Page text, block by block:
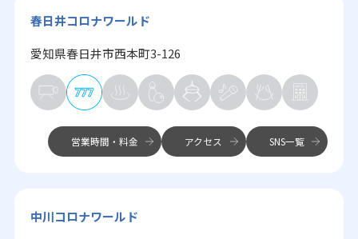
春日井コロナワールド
愛知県春日井市西本町3-126
営業時間・料金 アクセス SNS一覧
中川コロナワールド